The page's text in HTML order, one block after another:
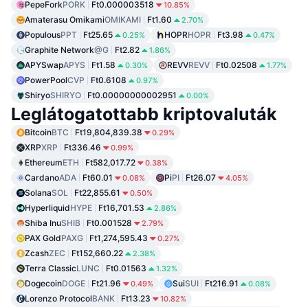
PepeForkPORK Ft0.000003518 10.85%
Amaterasu OmikamiOMIKAMI Ft1.60 2.70%
PopulousPPT Ft25.65 0.25% HOPRHOPR Ft3.98 0.47%
Graphite Network@G Ft2.82 1.86%
APYSwapAPYS Ft1.58 0.30% REVVREVV Ft0.02508 1.77%
PowerPoolCVP Ft0.6108 0.97%
ShiryoSHIRYO Ft0.00000000002951 0.00%
Leglátogatottabb kriptovaluták
BitcoinBTC Ft19,804,839.38 0.29%
XRPXRP Ft336.46 0.99%
EthereumETH Ft582,017.72 0.38%
CardanoADA Ft60.01 0.08% PiPI Ft26.07 4.05%
SolanaSOL Ft22,855.61 0.50%
HyperliquidHYPE Ft16,701.53 2.86%
Shiba InuSHIB Ft0.001528 2.79%
PAX GoldPAXG Ft1,274,595.43 0.27%
ZcashZEC Ft152,660.22 2.38%
Terra ClassicLUNC Ft0.01563 1.32%
DogecoinDOGE Ft21.96 0.49% SuiSUI Ft216.91 0.08%
Lorenzo ProtocolBANK Ft13.23 10.82%